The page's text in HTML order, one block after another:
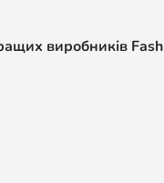
виробників